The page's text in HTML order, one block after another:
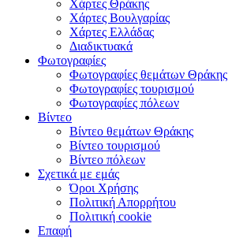
Χάρτες Θράκης
Χάρτες Βουλγαρίας
Χάρτες Ελλάδας
Διαδικτυακά
Φωτογραφίες
Φωτογραφίες θεμάτων Θράκης
Φωτογραφίες τουρισμού
Φωτογραφίες πόλεων
Βίντεο
Βίντεο θεμάτων Θράκης
Βίντεο τουρισμού
Βίντεο πόλεων
Σχετικά με εμάς
Όροι Χρήσης
Πολιτική Απορρήτου
Πολιτική cookie
Επαφή